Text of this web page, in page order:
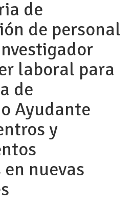
de
de personal
laboral para
de
Ayudante
y
nuevas